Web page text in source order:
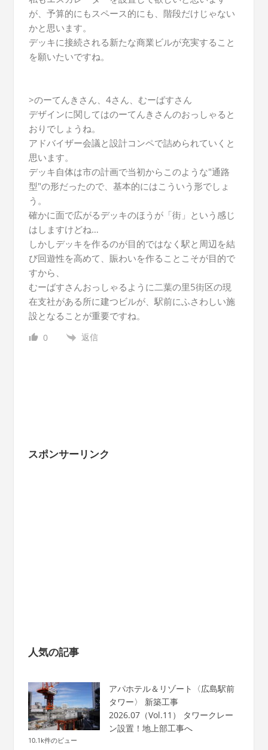
が、予算的にもスペース的にも、階段だけじゃない
かと思います。
デッキに接続される新たな商業ビルが充実すること
を願いたいですね。
>のーてんきさん、4さん、むーばすさん
デザインに関してはのーてんきさんのおっしゃると
おりでしょうね。
アドバイザー会議と設計コンペで詰められていくと
思います。
デッキ自体は市の計画で当初からこのような"通路
型"の形だったので、基本的にはこういう形でしょ
う。
確かに面で広がるデッキのほうが「街」という感じ
はしますけどね…
しかしデッキを作るのが目的ではなく駅と周辺を結
び回遊性を高めて、賑わいを作ることこそが目的で
すから、
むーばすさんおっしゃるように二葉の里5街区の現
在支社がある所に建つビルが、駅前にふさわしい施
設となることが重要ですね。
0 返信
スポンサーリンク
人気の記事
アパホテル＆リゾート〈広島駅前
タワー〉 新築工事
2026.07（Vol.11） タワークレー
ン設置！地上部工事へ
10.1k件のビュー